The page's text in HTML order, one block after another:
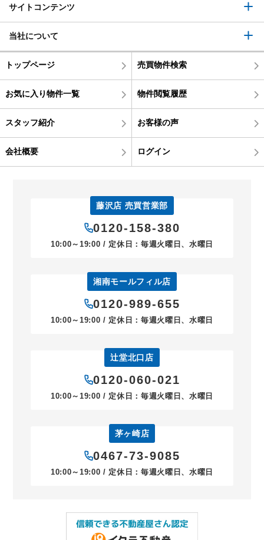
サイトコンテンツ
当社について
トップページ 売買物件検索
お気に入り物件一覧 物件閲覧履歴
スタッフ紹介 お客様の声
会社概要 ログイン
藤沢店 売買営業部
0120-158-380
10:00～19:00 / 定休日：毎週火曜日、水曜日
湘南モールフィル店
0120-989-655
10:00～19:00 / 定休日：毎週火曜日、水曜日
辻堂北口店
0120-060-021
10:00～19:00 / 定休日：毎週火曜日、水曜日
茅ヶ崎店
0467-73-9085
10:00～19:00 / 定休日：毎週火曜日、水曜日